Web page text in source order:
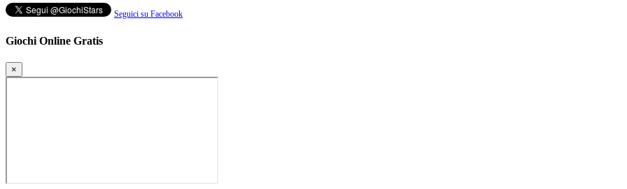
Seguici su Facebook
Giochi Online Gratis
×